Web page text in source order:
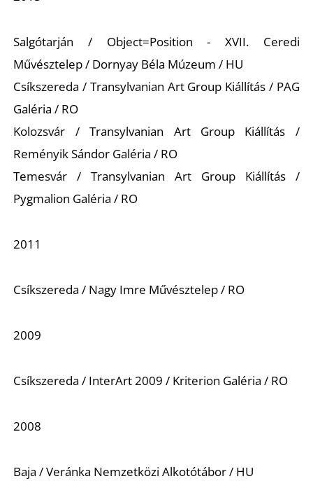
Salgótarján / Object=Position - XVII. Ceredi
Művésztelep / Dornyay Béla Múzeum / HU
Csíkszereda / Transylvanian Art Group Kiállítás / PAG
Galéria / RO
Kolozsvár / Transylvanian Art Group Kiállítás /
Reményik Sándor Galéria / RO
Temesvár / Transylvanian Art Group Kiállítás /
Pygmalion Galéria / RO
2011
Csíkszereda / Nagy Imre Művésztelep / RO
2009
Csíkszereda / InterArt 2009 / Kriterion Galéria / RO
2008
Baja / Veránka Nemzetközi Alkotótábor / HU